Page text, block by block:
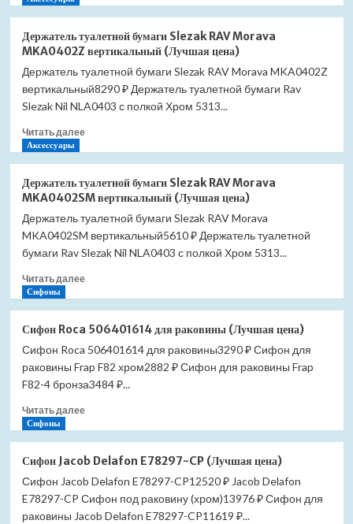
(Лучшая
туалетной
бумаги
Timo
Selene
12035/03
цена)
Держатель туалетной бумаги Slezak RAV Morava
MKA0402Z вертикальный (Лучшая цена)
Держатель туалетной бумаги Slezak RAV Morava MKA0402Z
вертикальный8290 ₽ Держатель туалетной бумаги Rav
Slezak Nil NLA0403 с полкой Хром 5313...
Читать далееПрочитать
туалетной
бумаги
Slezak
RAV
Morava
вертикальный
цена)
Аксессуары
Держатель туалетной бумаги Slezak RAV Morava
MKA0402SM вертикальный (Лучшая цена)
Держатель туалетной бумаги Slezak RAV Morava
MKA0402SM вертикальный5610 ₽ Держатель туалетной
бумаги Rav Slezak Nil NLA0403 с полкой Хром 5313...
Читать далееПрочитать
туалетной
бумаги
Slezak
RAV
MKA0402SM
(Лучшая
цена)
Сифоны
Сифон Roca 506401614 для раковины (Лучшая цена)
Сифон Roca 506401614 для раковины3290 ₽ Сифон для
раковины Frap F82 хром2882 ₽ Сифон для раковины Frap
F82-4 бронза3484 ₽...
Читать далееПрочитать
Сифон
Roca
506401614
для
раковины
Сифоны
Сифон Jacob Delafon E78297-CP (Лучшая цена)
Сифон Jacob Delafon E78297-CP12520 ₽ Jacob Delafon
E78297-CP Сифон под раковину (хром)13976 ₽ Сифон для
раковины Jacob Delafon E78297-CP11619 ₽...